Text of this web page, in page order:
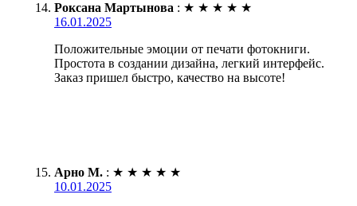
Роксана Мартынова : ★ ★ ★ ★ ★
16.01.2025
Положительные эмоции от печати фотокниги.
Простота в создании дизайна, легкий интерфейс.
Заказ пришел быстро, качество на высоте!
Арно М. : ★ ★ ★ ★ ★
10.01.2025